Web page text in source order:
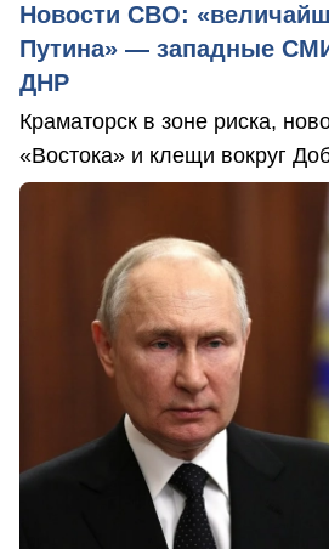
Новости СВО:
Путина» — западные
ДНР
Краматорск в зоне риска,
«Востока» и клещи вокруг